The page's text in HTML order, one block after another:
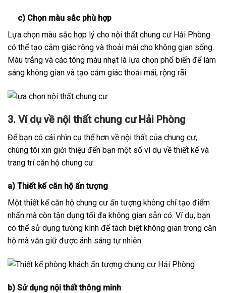
c) Chọn màu sắc phù hợp
Lựa chọn màu sắc hợp lý cho nội thất chung cư Hải Phòng
có thể tạo cảm giác rộng và thoải mái cho không gian sống.
Màu trắng và các tông màu nhạt là lựa chọn phổ biến để làm
sáng không gian và tạo cảm giác thoải mái, rộng rãi.
3. Ví dụ về nội thất chung cư Hải Phòng
Để bạn có cái nhìn cụ thể hơn về nội thất của chung cư,
chúng tôi xin giới thiệu đến bạn một số ví dụ về thiết kế và
trang trí căn hộ chung cư:
a) Thiết kế căn hộ ấn tượng
Một thiết kế căn hộ chung cư ấn tượng không chỉ tạo điểm
nhấn mà còn tận dụng tối đa không gian sẵn có. Ví dụ, bạn
có thể sử dụng tường kính để tách biệt không gian trong căn
hộ mà vẫn giữ được ánh sáng tự nhiên.
b) Sử dụng nội thất thông minh